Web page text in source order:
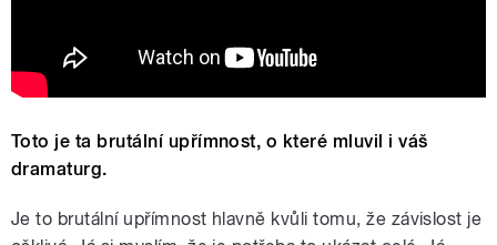
Toto je ta brutální upřímnost, o které mluvil i váš
dramaturg.
Je to brutální upřímnost hlavně kvůli tomu, že závislost je